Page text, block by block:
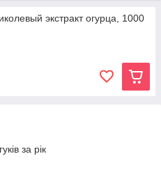
экстракт огурца, 1000
за рік